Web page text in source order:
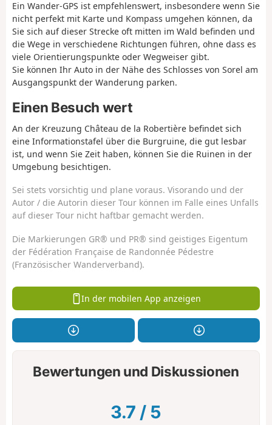
Ein Wander-GPS ist empfehlenswert, insbesondere wenn Sie
nicht perfekt mit Karte und Kompass umgehen können, da
Sie sich auf dieser Strecke oft mitten im Wald befinden und
die Wege in verschiedene Richtungen führen, ohne dass es
viele Orientierungspunkte oder Wegweiser gibt.
Sie können Ihr Auto in der Nähe des Schlosses von Sorel am
Ausgangspunkt der Wanderung parken.
Einen Besuch wert
An der Kreuzung Château de la Robertière befindet sich
eine Informationstafel über die Burgruine, die gut lesbar
ist, und wenn Sie Zeit haben, können Sie die Ruinen in der
Umgebung besichtigen.
Sei stets vorsichtig und plane voraus. Visorando und der
Autor / die Autorin dieser Tour können im Falle eines Unfalls
auf dieser Tour nicht haftbar gemacht werden.
Die Markierungen GR® und PR® sind geistiges Eigentum
der Fédération Française de Randonnée Pédestre
(Französischer Wanderverband).
In der mobilen App anzeigen
Bewertungen und Diskussionen
3.7 / 5